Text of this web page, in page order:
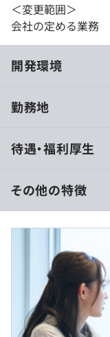
＜変更範囲＞
会社の定める業務
開発環境
働きやすさを最優
実際のアサインに
継続してフォロー
一の際はいつでも
また、技術力向上
アカウントを無料
て自学習すること
勤務地
待遇・福利厚生
想定年収について
する時間外勤務手
固定残業代制は採
残業していただい
その他の特徴